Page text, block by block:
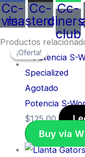
Cc-
visa
Cc-
mastercard
Cc-
club
Productos
Agotado
Potencia S-
$125,00
Buy via
¡Oferta!
¡Oferta!
El
precio
original
era: